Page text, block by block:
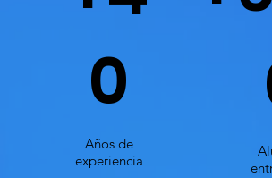
0
Años de
experiencia